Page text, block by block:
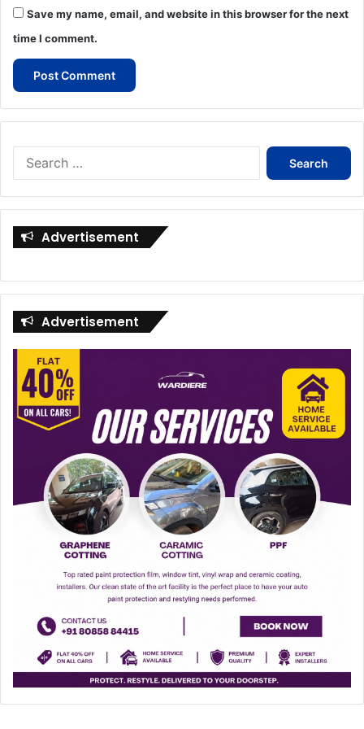
Save my name, email, and website in this browser for the next
time I comment.
Search
Advertisement
Advertisement